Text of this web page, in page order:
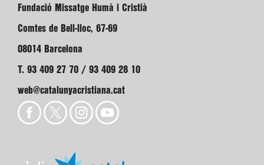
Fundació Missatge Humà i Cristià
Comtes de Bell-lloc, 67-69
08014 Barcelona
T. 93 409 27 70 / 93 409 28 10
web@catalunyacristiana.cat